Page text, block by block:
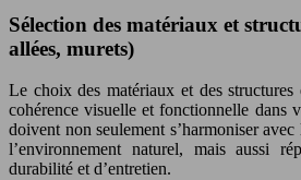
Sélection des matériaux et
allées, murets)
Le choix des matériaux et des
cohérence visuelle et fonctionnelle dans
doivent non seulement s’harmoniser
l’environnement naturel, mais aussi
durabilité et d’entretien.